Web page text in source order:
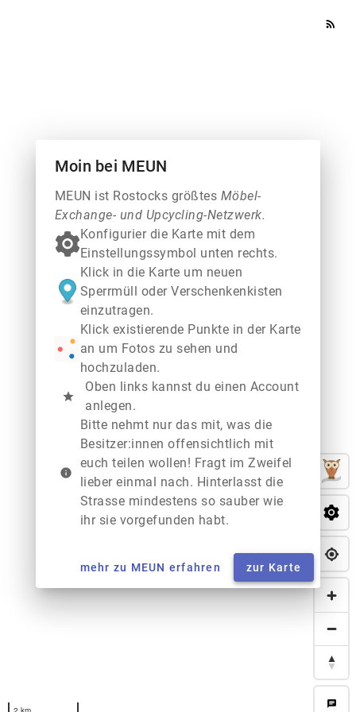
rss_feed
chat
Moin bei MEUN
MEUN ist Rostocks größtes Möbel-
Exchange- und Upcycling-Netzwerk.
Konfigurier die Karte mit dem
Einstellungssymbol unten rechts.
Klick in die Karte um neuen
Sperrmüll oder Verschenkenkisten
einzutragen.
Klick existierende Punkte in der Karte
an um Fotos zu sehen und
hochzuladen.
star
Oben links kannst du einen Account
anlegen.
info
Bitte nehmt nur das mit, was die
Besitzer:innen offensichtlich mit
euch teilen wollen! Fragt im Zweifel
lieber einmal nach. Hinterlasst die
Strasse mindestens so sauber wie
ihr sie vorgefunden habt.
mehr zu MEUN erfahren zur Karte